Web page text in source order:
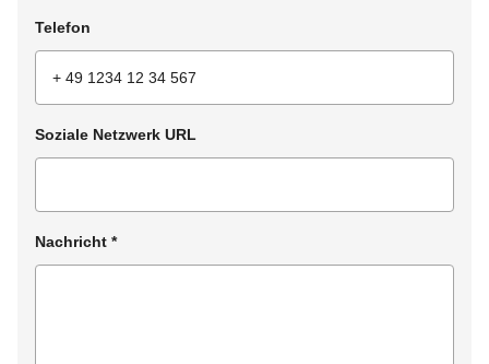
Telefon
Soziale Netzwerk URL
Nachricht *